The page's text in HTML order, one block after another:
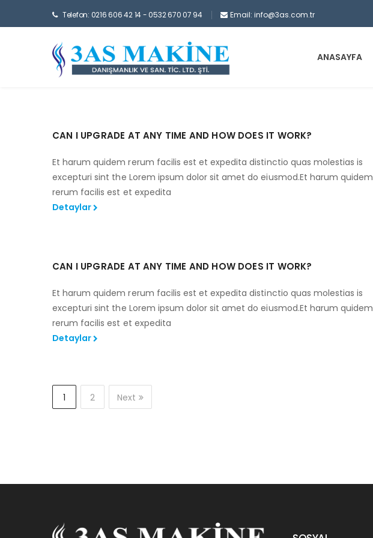
Telefon: 0216 606 42 14 - 0532 670 07 94 Email: info@3as.com.tr
ANASAYFA
CAN I UPGRADE AT ANY TIME AND HOW DOES IT WORK?
Et harum quidem rerum facilis est et expedita distinctio quas molestias is
excepturi sint the Lorem ipsum dolor sit amet do eiusmod.Et harum quidem
rerum facilis est et expedita
Detaylar
CAN I UPGRADE AT ANY TIME AND HOW DOES IT WORK?
Et harum quidem rerum facilis est et expedita distinctio quas molestias is
excepturi sint the Lorem ipsum dolor sit amet do eiusmod.Et harum quidem
rerum facilis est et expedita
Detaylar
1 2 Next